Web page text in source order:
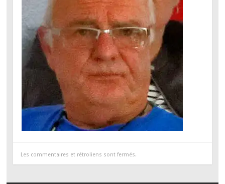
Les commentaires et rétroliens sont fermés.